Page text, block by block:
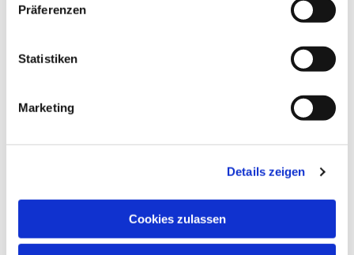
Präferenzen
Statistiken
Marketing
Details zeigen
Cookies zulassen
interessieren